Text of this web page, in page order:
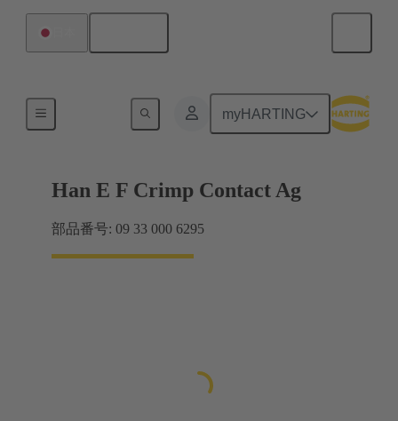
myHARTING
Han E F Crimp Contact Ag
部品番号: 09 33 000 6295